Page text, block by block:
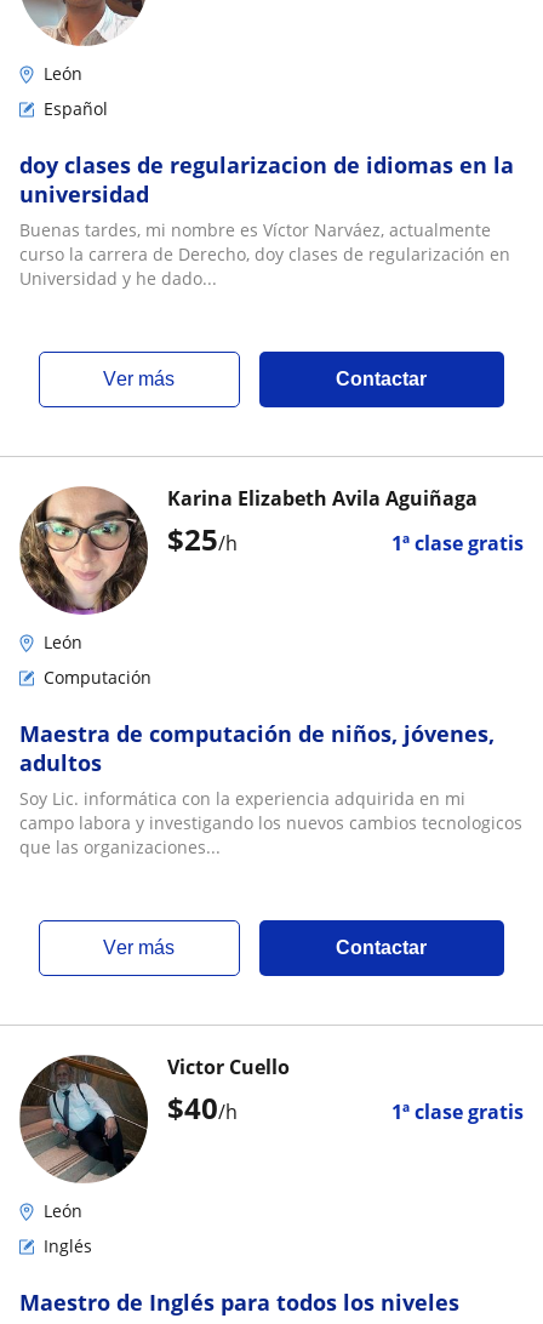
León
Español
doy clases de regularizacion de idiomas en la
universidad
Buenas tardes, mi nombre es Víctor Narváez, actualmente
curso la carrera de Derecho, doy clases de regularización en
Universidad y he dado...
ver más Contactar
$25/h 1ª clase gratis
Karina Elizabeth Avila Aguiñaga
León
Computación
Maestra de computación de niños, jóvenes,
adultos
Soy Lic. informática con la experiencia adquirida en mi
campo labora y investigando los nuevos cambios tecnologicos
que las organizaciones...
ver más Contactar
$40/h 1ª clase gratis
Victor Cuello
León
Inglés
Maestro de Inglés para todos los niveles